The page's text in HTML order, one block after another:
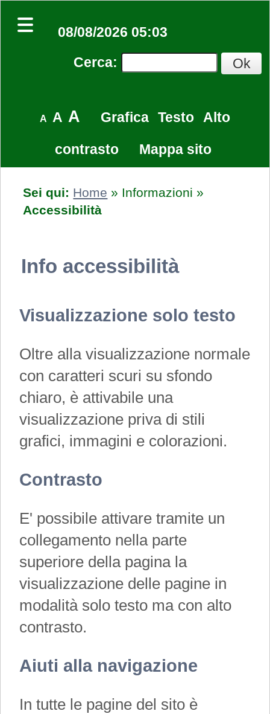
08/08/2026 05:03
Cerca:
A A A Grafica Testo Alto
contrasto Mappa sito
Sei qui: Home » Informazioni »
Accessibilità
Info accessibilità
Visualizzazione solo testo
Oltre alla visualizzazione normale
con caratteri scuri su sfondo
chiaro, è attivabile una
visualizzazione priva di stili
grafici, immagini e colorazioni.
Contrasto
E' possibile attivare tramite un
collegamento nella parte
superiore della pagina la
visualizzazione delle pagine in
modalità solo testo ma con alto
contrasto.
Aiuti alla navigazione
In tutte le pagine del sito è